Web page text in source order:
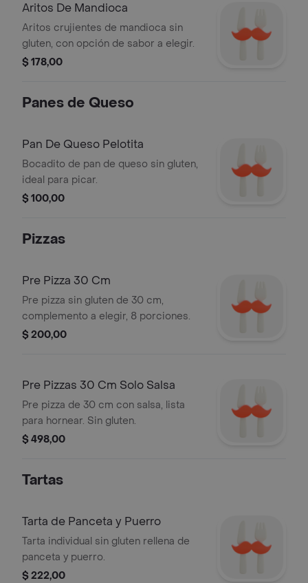
Aritos De Mandioca
Aritos crujientes de mandioca sin
gluten, con opción de sabor a elegir.
$ 178,00
Panes de Queso
Pan De Queso Pelotita
Bocadito de pan de queso sin gluten,
ideal para picar.
$ 100,00
Pizzas
Pre Pizza 30 Cm
Pre pizza sin gluten de 30 cm,
complemento a elegir, 8 porciones.
$ 200,00
Pre Pizzas 30 Cm Solo Salsa
Pre pizza de 30 cm con salsa, lista
para hornear. Sin gluten.
$ 498,00
Tartas
Tarta de Panceta y Puerro
Tarta individual sin gluten rellena de
panceta y puerro.
$ 222,00